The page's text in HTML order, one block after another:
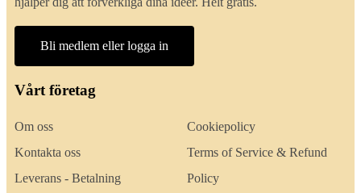
Bli medlem eller logga in
Vårt företag
Om oss
Kontakta oss
Leverans - Betalning
Cookiepolicy
Terms of Service & Refund
Policy